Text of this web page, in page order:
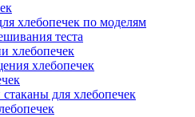
хлебопечек по моделям
теста
хлебопечек
хлебопечек
для хлебопечек